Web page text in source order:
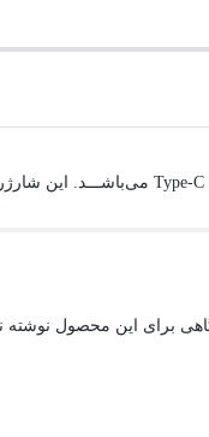
برای این محصول